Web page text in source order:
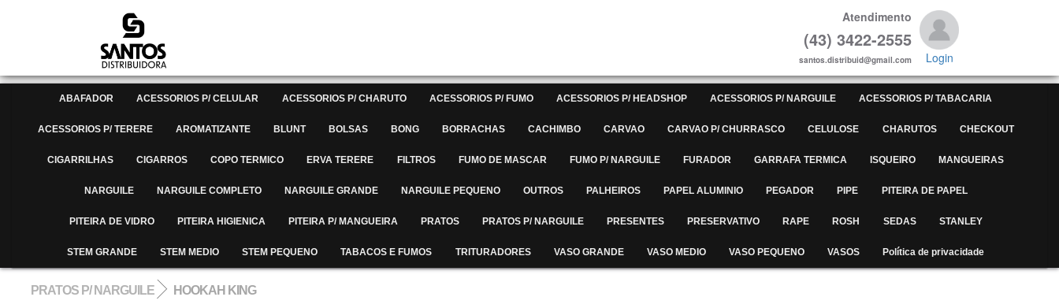
Atendimento
(43) 3422-2555
santos.distribuid@gmail.com Login
ABAFADOR ACESSORIOS P/ CELULAR ACESSORIOS P/ CHARUTO ACESSORIOS P/ FUMO ACESSORIOS P/ HEADSHOP ACESSORIOS P/ NARGUILE ACESSORIOS P/ TABACARIA
ACESSORIOS P/ TERERE AROMATIZANTE BLUNT BOLSAS BONG BORRACHAS CACHIMBO CARVAO CARVAO P/ CHURRASCO CELULOSE CHARUTOS CHECKOUT
CIGARRILHAS CIGARROS COPO TERMICO ERVA TERERE FILTROS FUMO DE MASCAR FUMO P/ NARGUILE FURADOR GARRAFA TERMICA ISQUEIRO MANGUEIRAS
NARGUILE NARGUILE COMPLETO NARGUILE GRANDE NARGUILE PEQUENO OUTROS PALHEIROS PAPEL ALUMINIO PEGADOR PIPE PITEIRA DE PAPEL
PITEIRA DE VIDRO PITEIRA HIGIENICA PITEIRA P/ MANGUEIRA PRATOS PRATOS P/ NARGUILE PRESENTES PRESERVATIVO RAPE ROSH SEDAS STANLEY
STEM GRANDE STEM MEDIO STEM PEQUENO TABACOS E FUMOS TRITURADORES VASO GRANDE VASO MEDIO VASO PEQUENO VASOS Política de privacidade
PRATOS P/ NARGUILE HOOKAH KING